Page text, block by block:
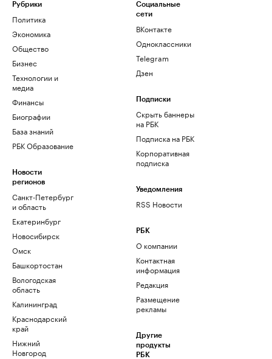
Рубрики
Политика
Экономика
Общество
Бизнес
Технологии и
медиа
Финансы
Биографии
База знаний
РБК Образование
Новости
регионов
Санкт-Петербург
и область
Екатеринбург
Новосибирск
Омск
Башкортостан
Вологодская
область
Калининград
Краснодарский
край
Нижний
Новгород
Социальные
сети
ВКонтакте
Одноклассники
Telegram
Дзен
Подписки
Скрыть баннеры
на РБК
Подписка на РБК
Корпоративная
подписка
Уведомления
RSS Новости
РБК
О компании
Контактная
информация
Редакция
Размещение
рекламы
Другие
продукты
РБК